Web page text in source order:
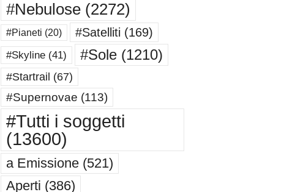
#Nebulose(2272)
#Pianeti (20) #Satelliti (169)
#Skyline(41) #Sole(1210)
#Startrail (67)
#Supernovae (113)
#Tutti i soggetti
(13600)
a Emissione(521)
Aperti (386)